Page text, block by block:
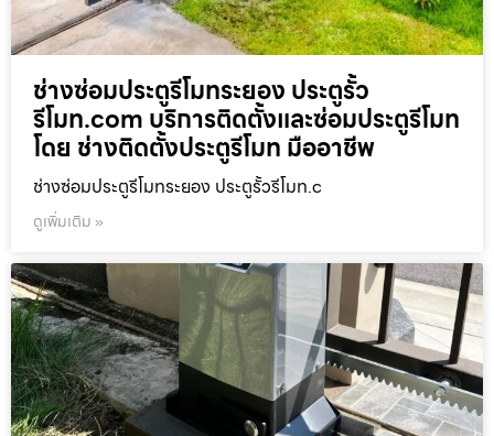
ช่างซ่อมประตูรีโมทระยอง ประตูรั้ว
รีโมท.com บริการติดตั้งและซ่อมประตูรีโมท
โดย ช่างติดตั้งประตูรีโมท มืออาชีพ
ช่างซ่อมประตูรีโมทระยอง ประตูรั้วรีโมท.c
ดูเพิ่มเติม »